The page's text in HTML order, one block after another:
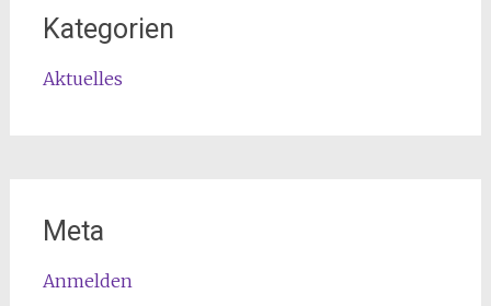
Kategorien
Aktuelles
Meta
Anmelden